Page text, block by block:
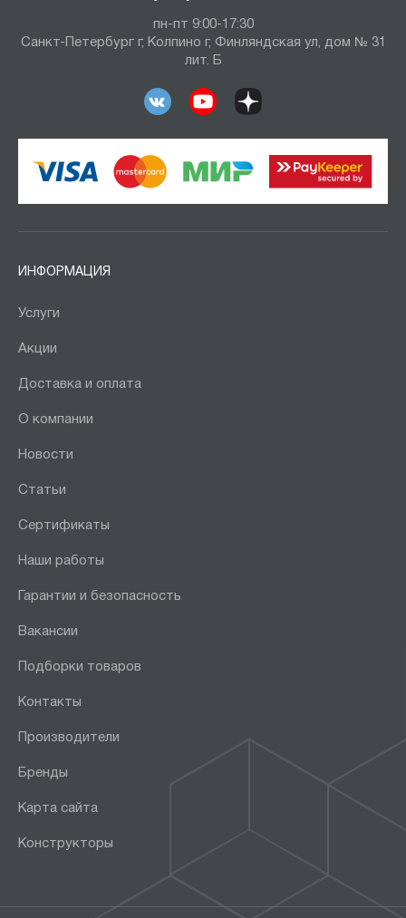
пн-пт 9:00-17:30
Санкт-Петербург г, Колпино г, Финляндская ул, дом № 31
лит. Б
ИНФОРМАЦИЯ
Услуги
Акции
Доставка и оплата
О компании
Новости
Статьи
Сертификаты
Наши работы
Гарантии и безопасность
Вакансии
Подборки товаров
Контакты
Производители
Бренды
Карта сайта
Конструкторы